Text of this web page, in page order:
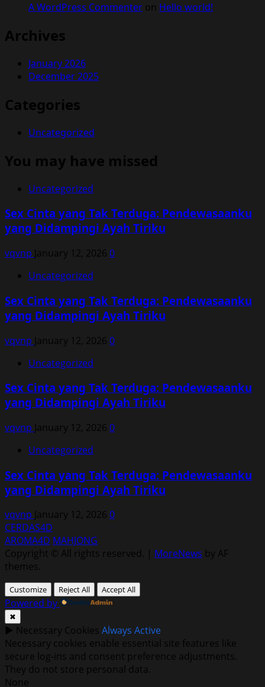
A WordPress Commenter on Hello world!
Archives
January 2026
December 2025
Categories
Uncategorized
You may have missed
Uncategorized
Sex Cinta yang Tak Terduga: Pendewasaanku
yang Didampingi Ayah Tiriku
vqvnp January 12, 2026 0
Uncategorized
Sex Cinta yang Tak Terduga: Pendewasaanku
yang Didampingi Ayah Tiriku
vqvnp January 12, 2026 0
Uncategorized
Sex Cinta yang Tak Terduga: Pendewasaanku
yang Didampingi Ayah Tiriku
vqvnp January 12, 2026 0
Uncategorized
Sex Cinta yang Tak Terduga: Pendewasaanku
yang Didampingi Ayah Tiriku
vqvnp January 12, 2026 0
CERDAS4D
AROMA4D MAHJONG
Copyright © All rights reserved. | MoreNews by AF
themes.
Customize Reject All Accept All
Powered by
✖
► Necessary Cookies Always Active
Necessary cookies enable essential site features like
secure log-ins and consent preference adjustments.
They do not store personal data.
None